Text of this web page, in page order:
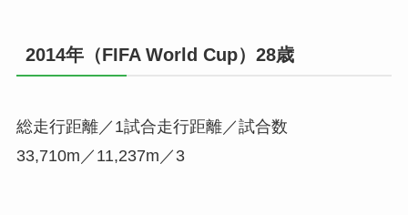
2014年（FIFA World Cup）28歳
総走行距離／1試合走行距離／試合数
33,710m／11,237m／3